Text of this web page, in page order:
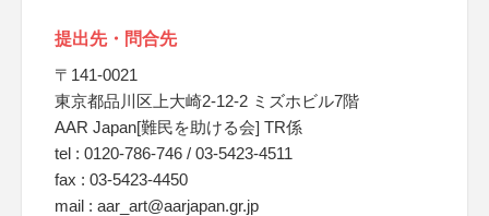
提出先・問合先
〒141-0021
東京都品川区上大崎2-12-2 ミズホビル7階
AAR Japan[難民を助ける会] TR係
tel : 0120-786-746 / 03-5423-4511
fax : 03-5423-4450
mail : aar_art@aarjapan.gr.jp